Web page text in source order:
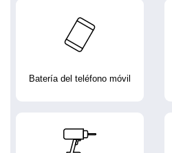
Batería del teléfono móvil